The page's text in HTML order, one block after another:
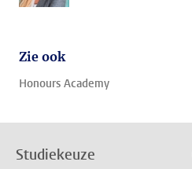
Zie ook
Honours Academy
Studiekeuze